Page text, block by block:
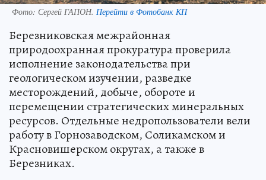
Фото: Сергей ГАПОН. Перейти в Фотобанк КП
Березниковская межрайонная
природоохранная прокуратура проверила
исполнение законодательства при
геологическом изучении, разведке
месторождений, добыче, обороте и
перемещении стратегических минеральных
ресурсов. Отдельные недропользователи вели
работу в Горнозаводском, Соликамском и
Красновишерском округах, а также в
Березниках.